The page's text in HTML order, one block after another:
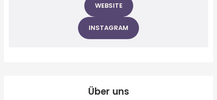
WEBSITE
INSTAGRAM
Über uns